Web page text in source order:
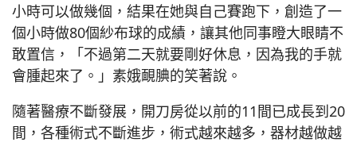
小時可以做幾個，結果在她與自己賽跑下，創造了一
個小時做80個紗布球的成績，讓其他同事瞪大眼睛不
敢置信，「不過第二天就要剛好休息，因為我的手就
會腫起來了。」素娥靦腆的笑著說。
隨著醫療不斷發展，開刀房從以前的11間已成長到20
間，各種術式不斷進步，術式越來越多，器材越做越